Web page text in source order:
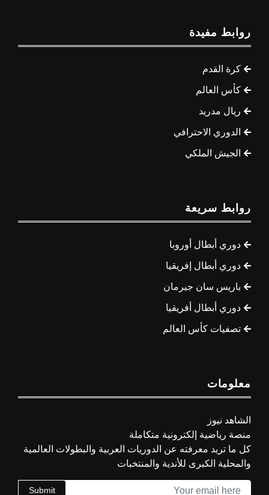
روابط مفيدة
كرة القدم
كأس العالم
ريال مدريد
الدوري الاحترافي
الجيش الملكي
روابط سريعة
دوري أبطال أوروبا
دوري أبطال إفريقيا
باريس سان جيرمان
دوري أبطال أفريقيا
تصفيات كأس العالم
معلومات
الشاهد نيوز
منصة رياضية إلكترونية متكاملة
كل ما تريد معرفته عن الدوريات العربية والبطولات العالمية
والمحلية الكبرى للأندية والمنتخبات
Submit